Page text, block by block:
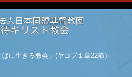
に生きる教会」(ヤコブ１章22節）